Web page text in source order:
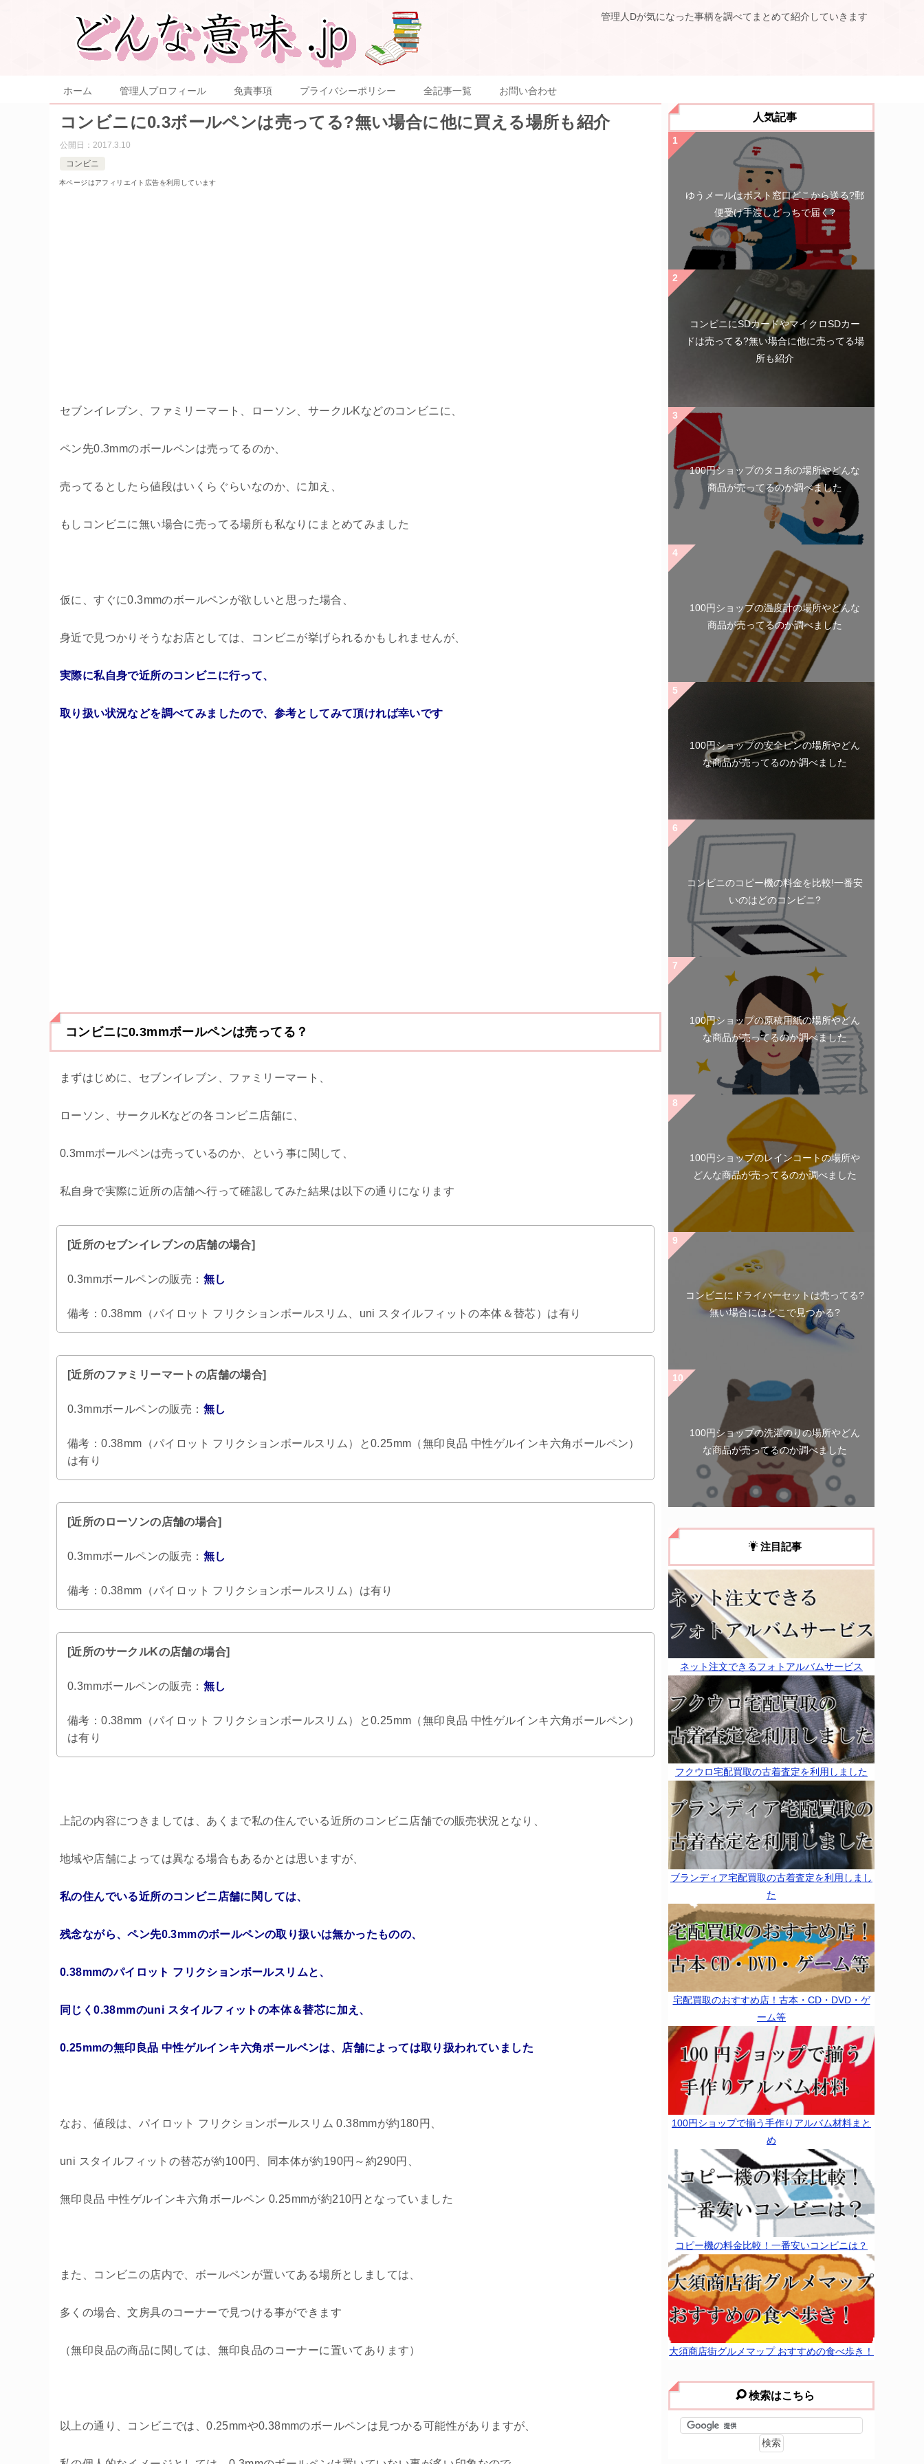
管理人Dが気になった事柄を調べてまとめて紹介していきます
ホーム 管理人プロフィール 免責事項 プライバシーポリシー 全記事一覧 お問い合わせ
コンビニに0.3ボールペンは売ってる?無い場合に他に買える場所も紹介
公開日： 2017.3.10
コンビニ
本ページはアフィリエイト広告を利用しています
セブンイレブン、ファミリーマート、ローソン、サークルKなどのコンビニに、
ペン先0.3mmのボールペンは売ってるのか、
売ってるとしたら値段はいくらぐらいなのか、に加え、
もしコンビニに無い場合に売ってる場所も私なりにまとめてみました
仮に、すぐに0.3mmのボールペンが欲しいと思った場合、
身近で見つかりそうなお店としては、コンビニが挙げられるかもしれませんが、
実際に私自身で近所のコンビニに行って、
取り扱い状況などを調べてみましたので、参考としてみて頂ければ幸いです
コンビニに0.3mmボールペンは売ってる？
まずはじめに、セブンイレブン、ファミリーマート、
ローソン、サークルKなどの各コンビニ店舗に、
0.3mmボールペンは売っているのか、という事に関して、
私自身で実際に近所の店舗へ行って確認してみた結果は以下の通りになります
[近所のセブンイレブンの店舗の場合]
0.3mmボールペンの販売： 無し
備考：0.38mm（パイロット フリクションボールスリム、uni スタイルフィットの本体＆替芯）は有り
[近所のファミリーマートの店舗の場合]
0.3mmボールペンの販売： 無し
備考：0.38mm（パイロット フリクションボールスリム）と0.25mm（無印良品 中性ゲルインキ六角ボールペン）
は有り
[近所のローソンの店舗の場合]
0.3mmボールペンの販売： 無し
備考：0.38mm（パイロット フリクションボールスリム）は有り
[近所のサークルKの店舗の場合]
0.3mmボールペンの販売： 無し
備考：0.38mm（パイロット フリクションボールスリム）と0.25mm（無印良品 中性ゲルインキ六角ボールペン）
は有り
上記の内容につきましては、あくまで私の住んでいる近所のコンビニ店舗での販売状況となり、
地域や店舗によっては異なる場合もあるかとは思いますが、
私の住んでいる近所のコンビニ店舗に関しては、
残念ながら、ペン先0.3mmのボールペンの取り扱いは無かったものの、
0.38mmのパイロット フリクションボールスリムと、
同じく0.38mmのuni スタイルフィットの本体＆替芯に加え、
0.25mmの無印良品 中性ゲルインキ六角ボールペンは、店舗によっては取り扱われていました
なお、値段は、パイロット フリクションボールスリム 0.38mmが約180円、
uni スタイルフィットの替芯が約100円、同本体が約190円～約290円、
無印良品 中性ゲルインキ六角ボールペン 0.25mmが約210円となっていました
また、コンビニの店内で、ボールペンが置いてある場所としましては、
多くの場合、文房具のコーナーで見つける事ができます
（無印良品の商品に関しては、無印良品のコーナーに置いてあります）
以上の通り、コンビニでは、0.25mmや0.38mmのボールペンは見つかる可能性がありますが、
人気記事
ゆうメールはポスト窓口どこから送る?郵
便受け手渡しどっちで届く?
コンビニにSDカードやマイクロSDカー
ドは売ってる?無い場合に他に売ってる場
所も紹介
100円ショップのタコ糸の場所やどんな
商品が売ってるのか調べました
100円ショップの温度計の場所やどんな
商品が売ってるのか調べました
100円ショップの安全ピンの場所やどん
な商品が売ってるのか調べました
コンビニのコピー機の料金を比較!一番安
いのはどのコンビニ?
100円ショップの原稿用紙の場所やどん
な商品が売ってるのか調べました
100円ショップのレインコートの場所や
どんな商品が売ってるのか調べました
コンビニにドライバーセットは売ってる?
無い場合にはどこで見つかる?
100円ショップの洗濯のりの場所やどん
な商品が売ってるのか調べました
注目記事
ネット注文できるフォトアルバムサービス
フクウロ宅配買取の古着査定を利用しました
ブランディア宅配買取の古着査定を利用しまし
た
宅配買取のおすすめ店！古本・CD・DVD・ゲ
ーム等
100円ショップで揃う手作りアルバム材料まと
め
コピー機の料金比較！一番安いコンビニは？
大須商店街グルメマップ おすすめの食べ歩き！
検索はこちら